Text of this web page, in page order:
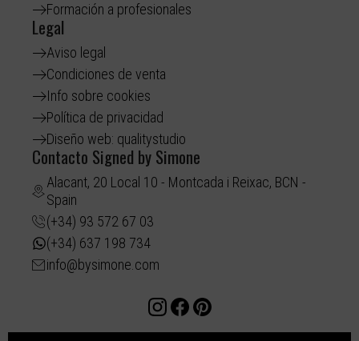
Formación a profesionales
Legal
Aviso legal
Condiciones de venta
Info sobre cookies
Política de privacidad
Diseño web: qualitystudio
Contacto Signed by Simone
Alacant, 20 Local 10 - Montcada i Reixac, BCN -
Spain
(+34) 93 572 67 03
(+34) 637 198 734
info@bysimone.com